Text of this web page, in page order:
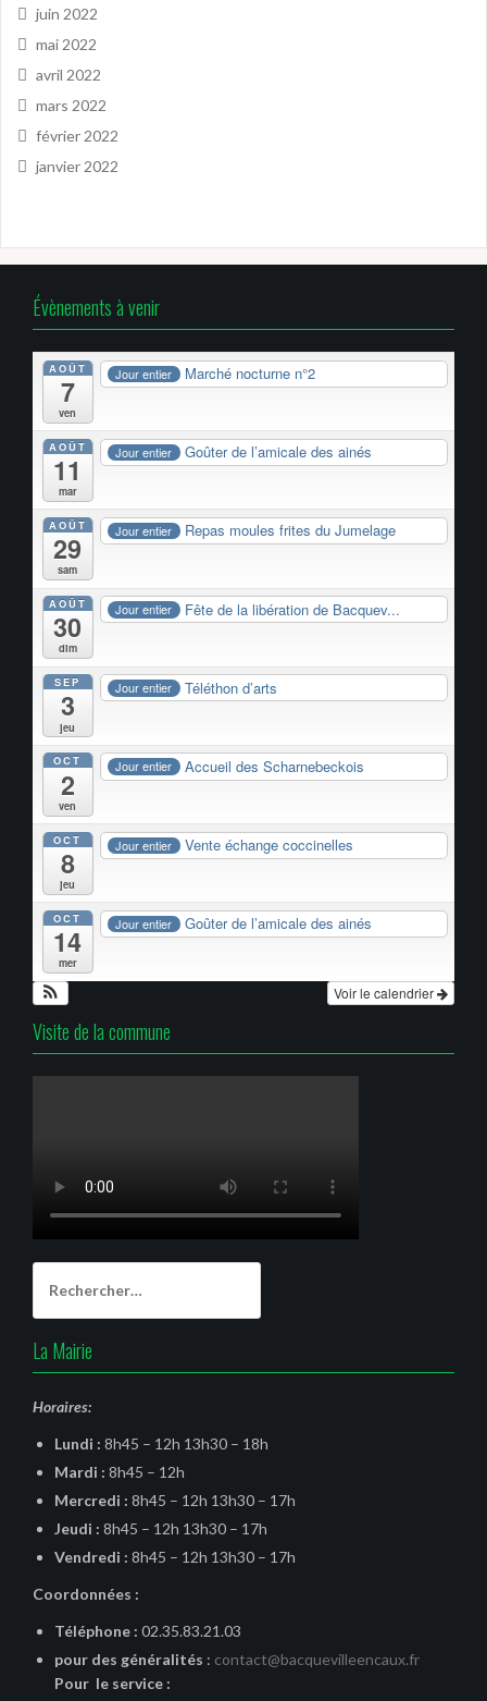
juin 2022
mai 2022
avril 2022
mars 2022
février 2022
janvier 2022
Évènements à venir
AOÛT
7
ven
Jour entier Marché nocturne n°2
AOÛT
11
mar
Jour entier Goûter de l’amicale des ainés
AOÛT
29
sam
Jour entier Repas moules frites du Jumelage
AOÛT
30
dim
Jour entier Fête de la libération de Bacquev...
SEP
3
jeu
Jour entier Téléthon d’arts
OCT
2
ven
Jour entier Accueil des Scharnebeckois
OCT
8
jeu
Jour entier Vente échange coccinelles
OCT
14
mer
Jour entier Goûter de l’amicale des ainés
Voir le calendrier
Visite de la commune
La Mairie
Horaires:
Lundi : 8h45 – 12h 13h30 – 18h
Mardi : 8h45 – 12h
Mercredi : 8h45 – 12h 13h30 – 17h
Jeudi : 8h45 – 12h 13h30 – 17h
Vendredi : 8h45 – 12h 13h30 – 17h
Coordonnées :
Téléphone : 02.35.83.21.03
pour des généralités : contact@bacquevilleencaux.fr
Pour le service :